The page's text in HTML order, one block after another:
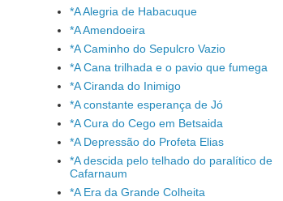
*A Alegria de Habacuque
*A Amendoeira
*A Caminho do Sepulcro Vazio
*A Cana trilhada e o pavio que fumega
*A Ciranda do Inimigo
*A constante esperança de Jó
*A Cura do Cego em Betsaida
*A Depressão do Profeta Elias
*A descida pelo telhado do paralítico de
Cafarnaum
*A Era da Grande Colheita